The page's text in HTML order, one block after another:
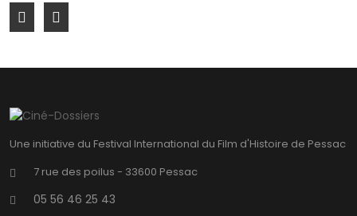
Une initiative du Festival International du Film d'Histoire de Pessac
7 rue des poilus - 33600 Pessac
05 56 46 25 43